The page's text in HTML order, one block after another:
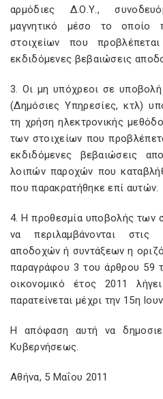
αρμόδιες Δ.Ο.Υ.,
μαγνητικό μέσο το οποίο
στοιχείων που
εκδιδόμενες βεβαιώσεις
3. Οι μη υπόχρεοι σε
(Δημόσιες Υπηρεσίες, κτλ)
τη χρήση ηλεκτρονικής
των στοιχείων που
εκδιδόμενες βεβαιώσεις
λοιπών παροχών που
που παρακρατήθηκε επί αυτών.
4. Η προθεσμία υποβολής των
να περιλαμβάνονται στις
αποδοχών ή συντάξεων η
παραγράφου 3 του άρθρου 59
οικονομικό έτος 2011
παρατείνεται μέχρι την 15η
Η απόφαση αυτή να
Κυβερνήσεως.
Αθήνα, 5 Μαΐου 2011